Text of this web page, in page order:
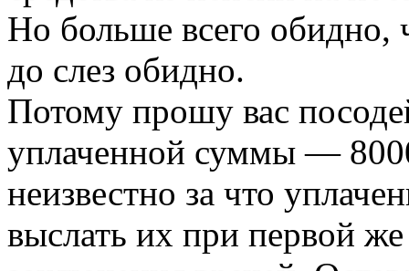
Но больше всего обидно,
до слез обидно.
Потому прошу вас
уплаченной суммы —
неизвестно за что
выслать их при первой